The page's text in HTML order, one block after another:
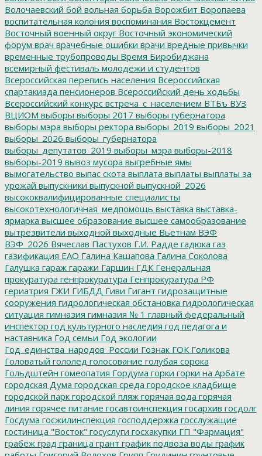
Волочаевский бой вольная борьба Ворожбит Воропаева
воспитательная колония воспоминания Востокцемент
Восточный военный округ Восточный экономический
форум врач врачебные ошибки врачи вредные привычки
временные трубопроводы Время Биробиджана
всемирный фестиваль молодежи и студентов
Всероссийская перепись населения Всероссийская
спартакиада пенсионеров Всероссийский день ходьбы
Всероссийский конкурс встреча_с_населением ВТБъ ВУЗ
ВЦИОМ выборы выборы 2017 выборы губернатора
выборы мэра выборы ректора выборы_2019 выборы_2021
выборы_2026 выборы_губернатора
выборы_депутатов_2019 выборы_мэра выборы-2018
выборы-2019 вывоз мусора выгребные ямы
вымогательство выпас скота выплата выплаты выплаты за
урожай выпускники выпускной выпускной_2026
высококвалифицированные специалисты
высокотехнологичная_медпомощь выставка выставка-
ярмарка высшее образование высшее самообразование
вытрезвители выходной выходные Вьетнам ВЭФ
ВЭФ_2026 Вячеслав Пастухов Г.И. Радде гадюка газ
газификация ЕАО Галина Кашапова Галина Соколова
Галушка гараж гаражи Гаршин ГДК Генеральная
прокуратура генпрокуратура Генпрокуратура РФ
гериатрия ГЖИ ГИБДД Гиви Гигант гидрозащитные
сооружения гидрологическая обстановка гидрологическая
ситуация гимназия гимназия № 1 главный федеральный
инспектор год культурного наследия год педагога и
наставника Год семьи Год экологии
Год_единства_народов_России Гознак ГОК Голикова
Головатый гололед голосование голубая сорока
Гольдштейн гомеопатия Гордума горки горки на Арбате
городская Дума городская среда городское кладбище
городской парк городской пляж горячая вода горячая
линия горячее питание госавтоинспекция госархив госдолг
Госдума госжилинспекция господдержка госслужащие
гостиница "Восток" госуслуги госхакупки ГП "Фармация"
грабеж град граница грант график подвоза воды график